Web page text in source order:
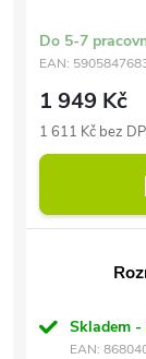
Do 5-7
EAN:
1 949 Kč
1 611 Kč bez
Skladem -
EAN: